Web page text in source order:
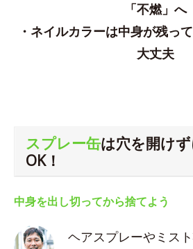
「不燃」へ
・ネイルカラーは中身が残っ
大丈夫
スプレー缶は穴を開け
OK！
中身を出し切ってから捨てよう
ヘアスプレーやミス